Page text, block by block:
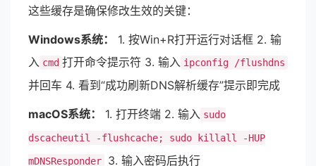
这些缓存是确保修改生效的关键：
Windows系统：
1. 按Win+R打开运行对话框 2. 输
入 cmd 打开命令提示符 3. 输入 ipconfig /flushdns
并回车 4. 看到“成功刷新DNS解析缓存”提示即完成
macOS系统： 1. 打开终端 2. 输入 sudo
dscacheutil -flushcache; sudo killall -HUP
mDNSResponder 3. 输入密码后执行